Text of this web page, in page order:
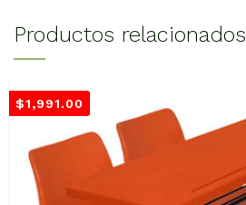
Productos relacionados
$1,991.00